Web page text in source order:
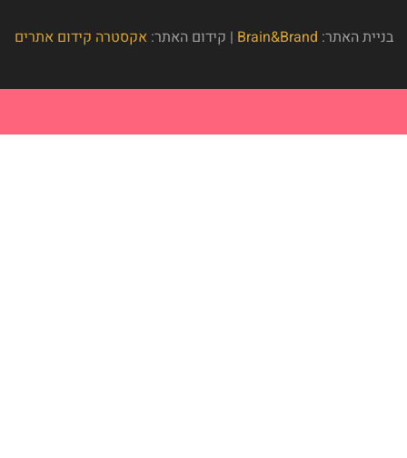
בניית האתר: Brain&Brand | קידום האתר: אקסטרה קידום אתרים